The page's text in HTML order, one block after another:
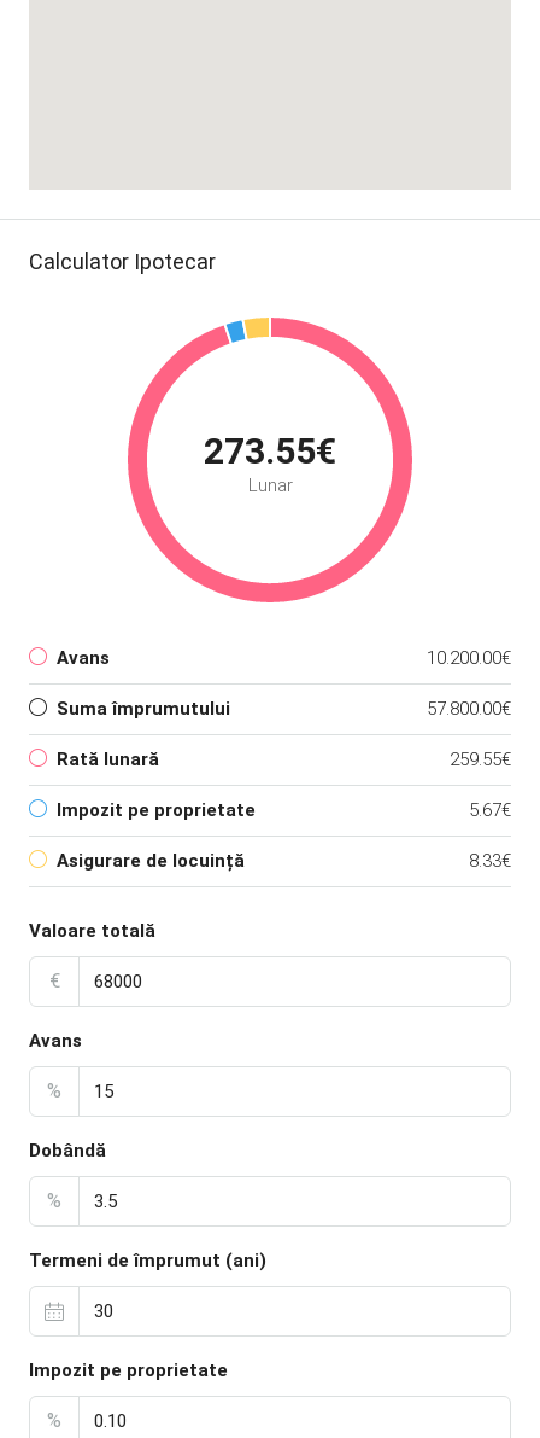
Calculator Ipotecar
273.55€
Lunar
Avans 10.200.00€
Suma împrumutului 57.800.00€
Rată lunară 259.55€
Impozit pe proprietate 5.67€
Asigurare de locuință 8.33€
Valoare totală
€
Avans
%
Dobândă
%
Termeni de împrumut (ani)
Impozit pe proprietate
%